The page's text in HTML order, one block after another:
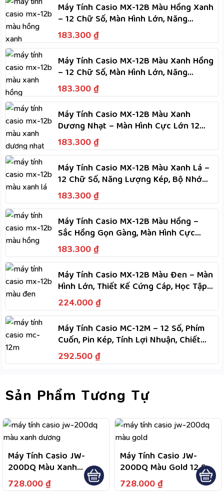
Máy Tính Casio MX-12B Màu Hồng Xanh
– 12 Chữ Số, Màn Hình Lớn, Năng
Lượng Kép Dùng Hai Nguồn
183.300 ₫
Máy Tính Casio MX-12B Màu Xanh Hồng
– 12 Chữ Số, Màn Hình Lớn, Năng
Lượng Kép Dùng Hai Nguồn
183.300 ₫
Máy Tính Casio MX-12B Màu Xanh
Dương Nhạt – Màn Hình Cực Lớn 12
Chữ Số, Năng Lượng Kép
183.300 ₫
Máy Tính Casio MX-12B Màu Xanh Lá –
12 Chữ Số, Năng Lượng Kép, Bộ Nhớ
Độc Lập, Tính Nhanh
183.300 ₫
Máy Tính Casio MX-12B Màu Hồng –
Sắc Hồng Gọn Gàng, Màn Hình Cực
Lớn, Phím Dẻo, Tính Nhanh
183.300 ₫
Máy Tính Casio MX-12B Màu Đen – Màn
Hình Lớn, Thiết Kế Cứng Cáp, Học Tập
Dễ Dàng
224.000 ₫
Máy Tính Casio MC-12M – 12 Số, Phím
Cuốn, Pin Kép, Tính Lợi Nhuận, Chiết
Khấu, M+, M-
292.500 ₫
Sản Phẩm Tương Tự
Máy Tính Casio JW-
200DQ Màu Xanh
Dương – Màn Hình LCD
Lớn Dễ Quan Sát, Phím
728.000 ₫
Máy Tính Casio JW-
200DQ Màu Gold 12 Số,
Bảo Hành Chính Hãng 7
Năm
728.000 ₫